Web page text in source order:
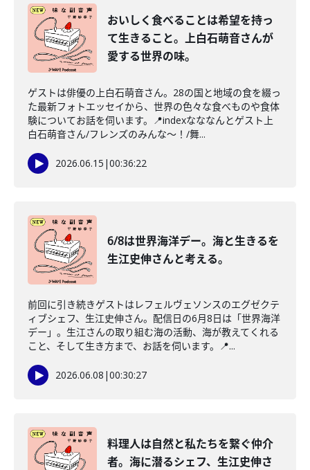
おいしく食べることは希望を持っ
て生きること。上白石萌音さんが
愛する世界の味。
ゲストは俳優の上白石萌音さん。28の国と地域の食を綴っ
た最新フォトエッセイから、世界の色々な食べものや食体
験についてお話を伺います。📍indexなななんとゲスト上
白石萌音さん/フレンズのみんな〜！/舞...
2026.06.15 |00:36:22
6/8は世界海洋デー。海と生きるを
生江史伸さんと考える。
前回に引き続きゲストはレフェルヴェソンスのエグゼクテ
ィブシェフ、生江史伸さん。配信日の6月8日は「世界海洋
デー」。生江さんの取り組む海の活動、海が教えてくれる
こと、そして生き方まで、お話を伺います。📍...
2026.06.08 |00:30:27
料理人は自然と私たちを繋ぐ仲介
者。海に潜るシェフ、生江史伸さ